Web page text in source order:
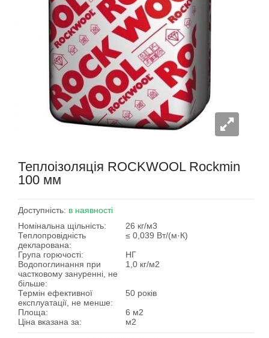
Теплоізоляція ROCKWOOL Rockmin
100 мм
Доступність: в наявності
Номінальна щільність:
26 кг/м3
Теплопровідність
декларована:
≤ 0,039 Вт/(м·К)
Група горючості:
НГ
Водопоглинання при
частковому зануренні, не
більше:
1,0 кг/м2
Термін ефективної
експлуатації, не менше:
50 років
Площа:
6 м2
Ціна вказана за:
м2